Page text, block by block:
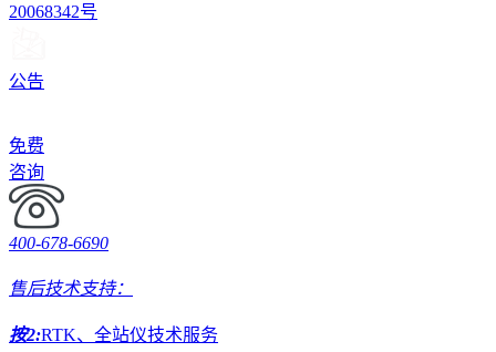
20068342号
公告
免费
咨询
400-678-6690
售后技术支持：
按2:RTK、全站仪技术服务